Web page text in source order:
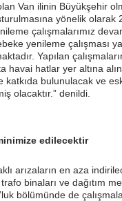
Van ilinin Büyükşehir
yönelik olarak
çalışmalarımız
yenileme çalışması
Yapılan
havai hatlar yer altına
katkıda bulunulacak ve
olacaktır.” denildi.
edilecektir
arızaların en aza
binaları ve dağıtım
bölümünde de